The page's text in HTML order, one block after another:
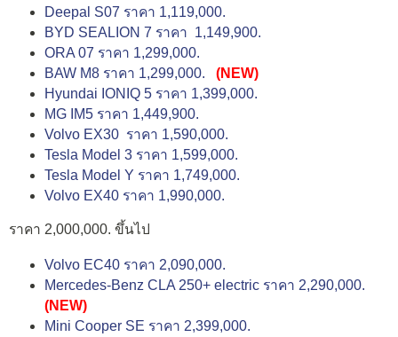
Deepal S07 ราคา 1,119,000.
BYD SEALION 7 ราคา 1,149,900.
ORA 07 ราคา 1,299,000.
BAW M8 ราคา 1,299,000.
(NEW)
Hyundai IONIQ 5 ราคา 1,399,000.
MG IM5 ราคา 1,449,900.
Volvo EX30 ราคา 1,590,000.
Tesla Model 3 ราคา 1,599,000.
Tesla Model Y ราคา 1,749,000.
Volvo EX40 ราคา 1,990,000.
ราคา 2,000,000. ขึ้นไป
Volvo EC40 ราคา 2,090,000.
Mercedes-Benz CLA 250+ electric ราคา 2,290,000.
(NEW)
Mini Cooper SE ราคา 2,399,000.